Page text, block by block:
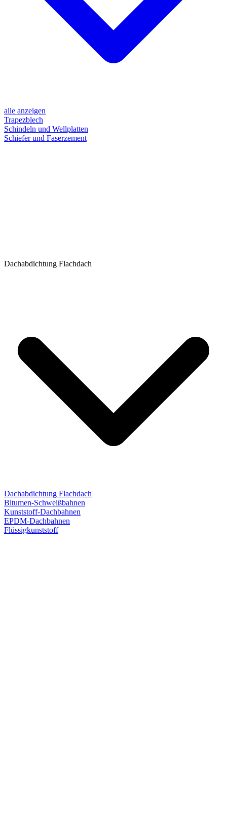
alle anzeigen
Trapezblech
Schindeln und Wellplatten
Schiefer und Faserzement
Dachabdichtung Flachdach
Dachabdichtung Flachdach
Bitumen-Schweißbahnen
Kunststoff-Dachbahnen
EPDM-Dachbahnen
Flüssigkunststoff